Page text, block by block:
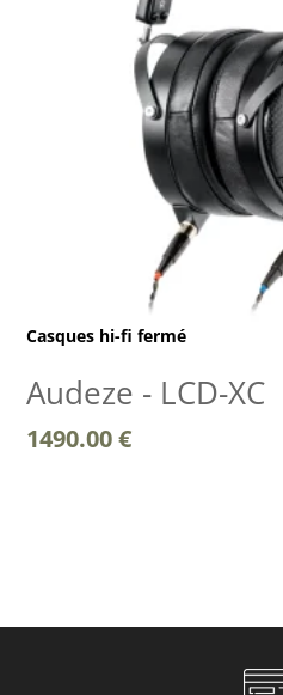
Casques hi-fi fermé
Audeze - LCD-XC
1490.00€